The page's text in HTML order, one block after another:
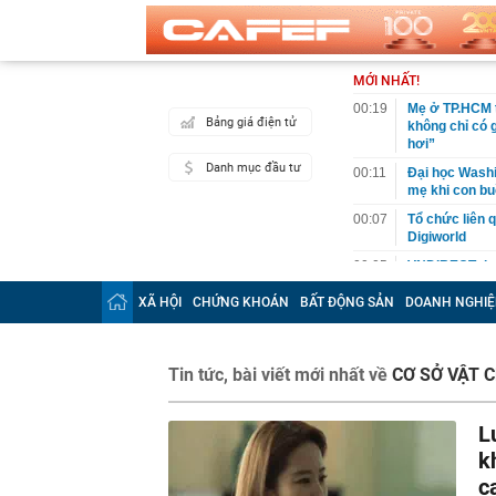
Bảng giá điện tử
Danh mục đầu tư
MỚI NHẤT!
00:19
Mẹ ở
không chỉ có
hơi”
00:11
Đại học
mẹ khi con
00:07
Tổ chức liên
Digiworld
00:05
VNDIRECT
khoán
Doanh
tức tiền mặt
00:02
"Sự thật" về
Chuyên gia
vào nhịp
Giá vàng
XÃ HỘI CHỨNG KHOÁN BẤT ĐỘNG SẢN DOANH
Tin tức, bài viết mới nhất về CƠ SỞ VẬT